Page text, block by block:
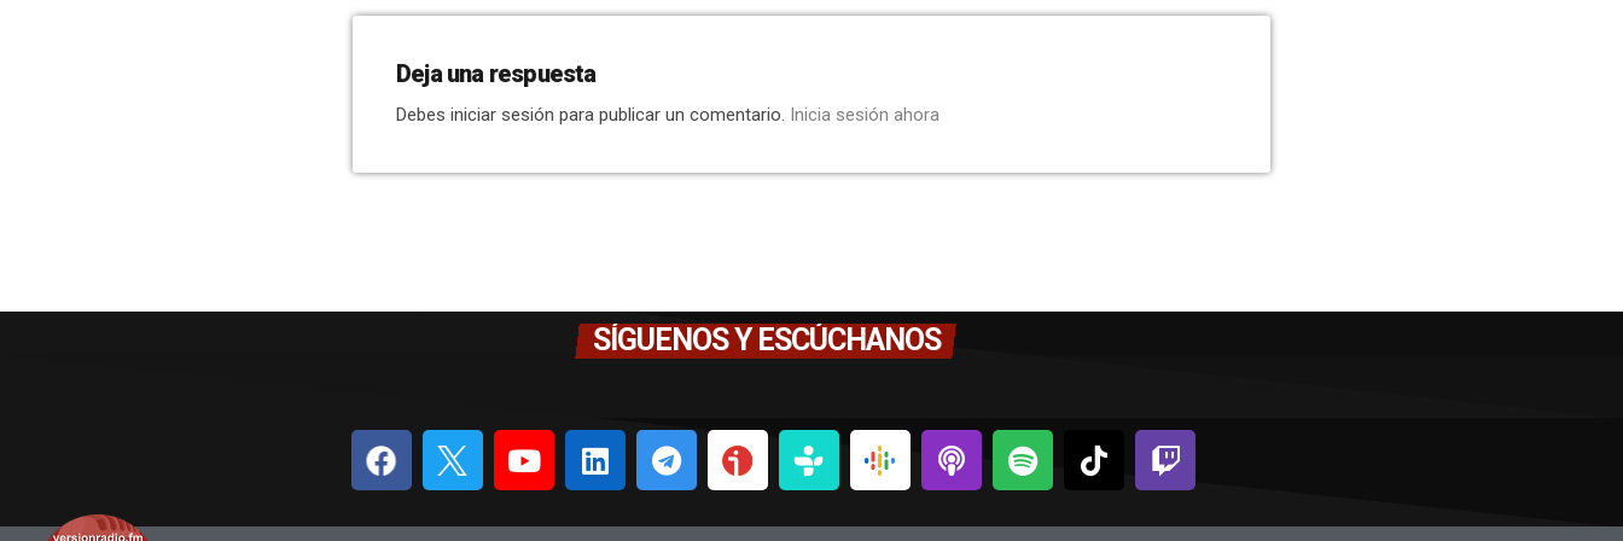
Deja una respuesta
Debes iniciar sesión para publicar un comentario. Inicia sesión ahora
SÍGUENOS Y ESCÚCHANOS